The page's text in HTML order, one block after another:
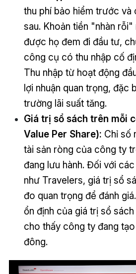
thu phí bảo hiểm trước và
sau. Khoản tiền "nhàn
được họ đem đi đầu tư,
công cụ có thu nhập cố
Thu nhập từ hoạt động
lợi nhuận quan trọng, đặc
trường lãi suất tăng.
Giá trị sổ sách trên mỗi
Value Per Share): Chỉ số
tài sản ròng của công ty
đang lưu hành. Đối với
như Travelers, giá trị sổ
đo quan trọng để đánh
ổn định của giá trị sổ
cho thấy công ty đang
đông.